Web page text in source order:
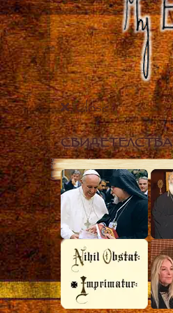
Close
СВИДЕТЕЛСТВА